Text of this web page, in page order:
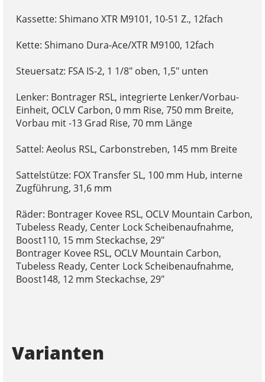
Kassette: Shimano XTR M9101, 10-51 Z., 12fach
Kette: Shimano Dura-Ace/XTR M9100, 12fach
Steuersatz: FSA IS-2, 1 1/8" oben, 1,5" unten
Lenker: Bontrager RSL, integrierte Lenker/Vorbau-
Einheit, OCLV Carbon, 0 mm Rise, 750 mm Breite,
Vorbau mit -13 Grad Rise, 70 mm Länge
Sattel: Aeolus RSL, Carbonstreben, 145 mm Breite
Sattelstütze: FOX Transfer SL, 100 mm Hub, interne
Zugführung, 31,6 mm
Räder: Bontrager Kovee RSL, OCLV Mountain Carbon,
Tubeless Ready, Center Lock Scheibenaufnahme,
Boost110, 15 mm Steckachse, 29"
Bontrager Kovee RSL, OCLV Mountain Carbon,
Tubeless Ready, Center Lock Scheibenaufnahme,
Boost148, 12 mm Steckachse, 29"
Varianten